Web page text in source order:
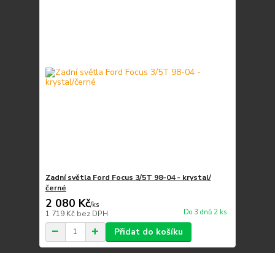
Zadní světla Ford Focus 3/5T 98-04 - krystal/
černé
2 080 Kč/ks
1 719 Kč bez DPH Do 3 dnů 2 ks
Přidat do košíku